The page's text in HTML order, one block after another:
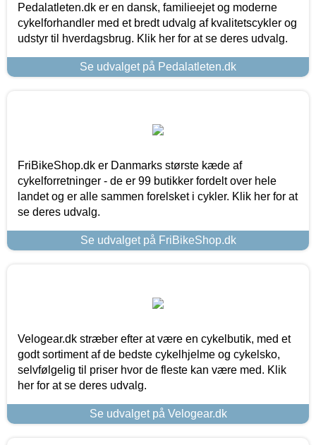
Pedalatleten.dk er en dansk, familieejet og moderne
cykelforhandler med et bredt udvalg af kvalitetscykler og
udstyr til hverdagsbrug. Klik her for at se deres udvalg.
Se udvalget på Pedalatleten.dk
FriBikeShop.dk er Danmarks største kæde af
cykelforretninger - de er 99 butikker fordelt over hele
landet og er alle sammen forelsket i cykler. Klik her for at
se deres udvalg.
Se udvalget på FriBikeShop.dk
Velogear.dk stræber efter at være en cykelbutik, med et
godt sortiment af de bedste cykelhjelme og cykelsko,
selvfølgelig til priser hvor de fleste kan være med. Klik
her for at se deres udvalg.
Se udvalget på Velogear.dk